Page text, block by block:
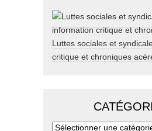
Luttes sociales et
critique et chroniques